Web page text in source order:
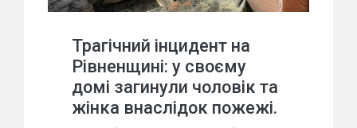
Трагічний інцидент на
Рівненщині: у своєму
домі загинули чоловік та
жінка внаслідок пожежі.